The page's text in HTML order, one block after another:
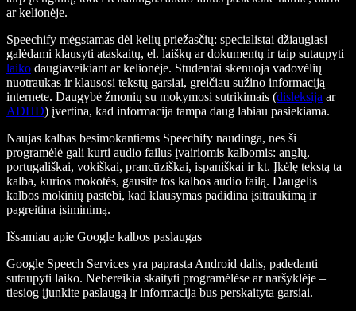
ar kelionėje.
Speechify mėgstamas dėl kelių priežasčių: specialistai džiaugiasi
galėdami klausyti ataskaitų, el. laiškų ar dokumentų ir taip sutaupyti
laiko daugiaveikiant ar kelionėje. Studentai skenuoja vadovėlių
nuotraukas ir klausosi tekstų garsiai, greičiau sužino informaciją
internete. Daugybė žmonių su mokymosi sutrikimais (disleksija ar
ADHD) įvertina, kad informacija tampa daug labiau pasiekiama.
Naujas kalbas besimokantiems Speechify naudinga, nes ši
programėlė gali kurti audio failus įvairiomis kalbomis: anglų,
portugališkai, vokiškai, prancūziškai, ispaniškai ir kt. Įkėlę tekstą ta
kalba, kurios mokotės, gausite tos kalbos audio failą. Daugelis
kalbos mokinių pastebi, kad klausymas padidina įsitraukimą ir
pagreitina įsiminimą.
Išsamiau apie Google kalbos paslaugas
Google Speech Services yra paprasta Android dalis, padedanti
sutaupyti laiko. Nebereikia skaityti programėlėse ar naršyklėje –
tiesiog įjunkite paslaugą ir informacija bus perskaityta garsiai.